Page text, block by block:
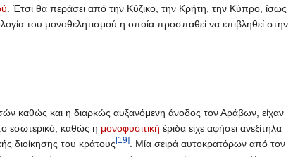
. Έτσι θα περάσει από την Κύζικο, την Κρήτη, την Κύπρο, ίσως
του μονοθελητισμού η οποία προσπαθεί να επιβληθεί στην
καθώς και η διαρκώς αυξανόμενη άνοδος τον Αράβων, είχαν
εσωτερικό, καθώς η μονοφυσιτική έριδα είχε αφήσει ανεξίτηλα
διοίκησης του κράτους[19]
. Μία σειρά αυτοκρατόρων από τον